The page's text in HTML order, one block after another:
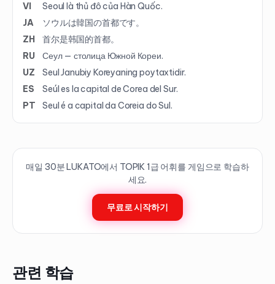
VI
Seoul là thủ đô của Hàn Quốc.
JA
ソウルは韓国の首都です。
ZH
首尔是韩国的首都。
RU
Сеул — столица Южной Кореи.
UZ
Seul Janubiy Koreyaning poytaxtidir.
ES
Seúl es la capital de Corea del Sur.
PT
Seul é a capital da Coreia do Sul.
매일 30분 LUKATO에서 TOPIK 1급 어휘를 게임으로 학습하
세요.
무료로 시작하기
관련 학습